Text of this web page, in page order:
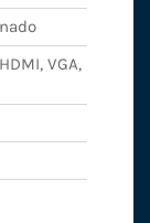
VGA,